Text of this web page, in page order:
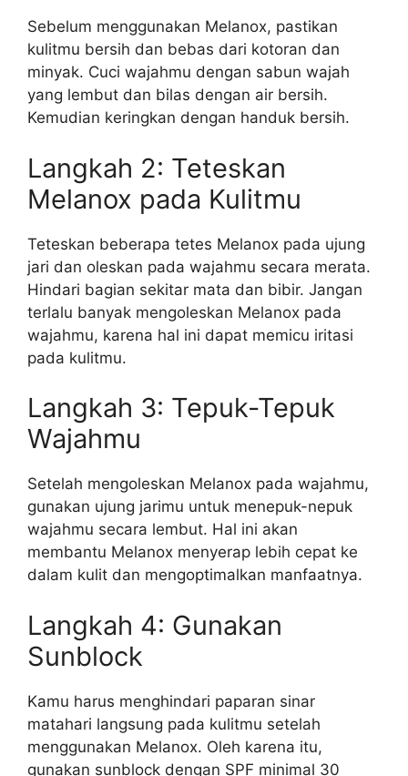
Sebelum menggunakan Melanox, pastikan
kulitmu bersih dan bebas dari kotoran dan
minyak. Cuci wajahmu dengan sabun wajah
yang lembut dan bilas dengan air bersih.
Kemudian keringkan dengan handuk bersih.
Langkah 2: Teteskan
Melanox pada Kulitmu
Teteskan beberapa tetes Melanox pada ujung
jari dan oleskan pada wajahmu secara merata.
Hindari bagian sekitar mata dan bibir. Jangan
terlalu banyak mengoleskan Melanox pada
wajahmu, karena hal ini dapat memicu iritasi
pada kulitmu.
Langkah 3: Tepuk-Tepuk
Wajahmu
Setelah mengoleskan Melanox pada wajahmu,
gunakan ujung jarimu untuk menepuk-nepuk
wajahmu secara lembut. Hal ini akan
membantu Melanox menyerap lebih cepat ke
dalam kulit dan mengoptimalkan manfaatnya.
Langkah 4: Gunakan
Sunblock
Kamu harus menghindari paparan sinar
matahari langsung pada kulitmu setelah
menggunakan Melanox. Oleh karena itu,
gunakan sunblock dengan SPF minimal 30